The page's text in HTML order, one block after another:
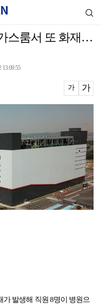
스룸서 또 화재…
13:09:55
가 가
가 발생해 직원 8명이 병원으